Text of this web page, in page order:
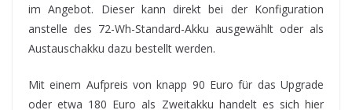
im Angebot. Dieser kann direkt bei der Konfiguration
anstelle des 72-Wh-Standard-Akku ausgewählt oder als
Austauschakku dazu bestellt werden.
Mit einem Aufpreis von knapp 90 Euro für das Upgrade
oder etwa 180 Euro als Zweitakku handelt es sich hier